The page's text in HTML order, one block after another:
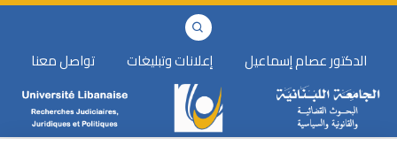
الدكتور عصام إسماعيل إعلانات وتبليغات تواصل معنا